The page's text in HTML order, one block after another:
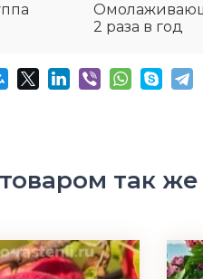
2 раза в год
так